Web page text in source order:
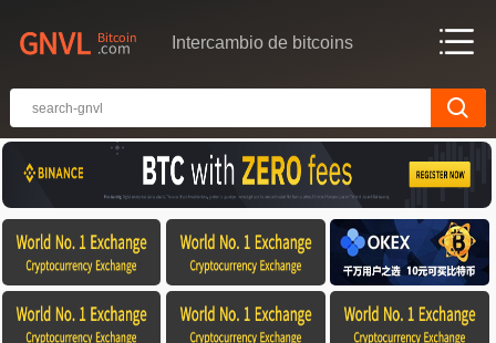
Intercambio de bitcoins